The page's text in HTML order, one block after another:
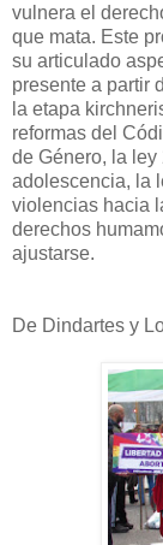
vulnera el
que mata. Este
su articulado
presente a partir
la etapa
reformas del
de Género, la
adolescencia, la
violencias hacia
derechos
ajustarse.
De Dindartes y